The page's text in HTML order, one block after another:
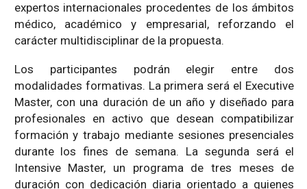
expertos internacionales procedentes de los ámbitos
médico, académico y empresarial, reforzando el
carácter multidisciplinar de la propuesta.
Los participantes podrán elegir entre dos
modalidades formativas. La primera será el Executive
Master, con una duración de un año y diseñado para
profesionales en activo que desean compatibilizar
formación y trabajo mediante sesiones presenciales
durante los fines de semana. La segunda será el
Intensive Master, un programa de tres meses de
duración con dedicación diaria orientado a quienes